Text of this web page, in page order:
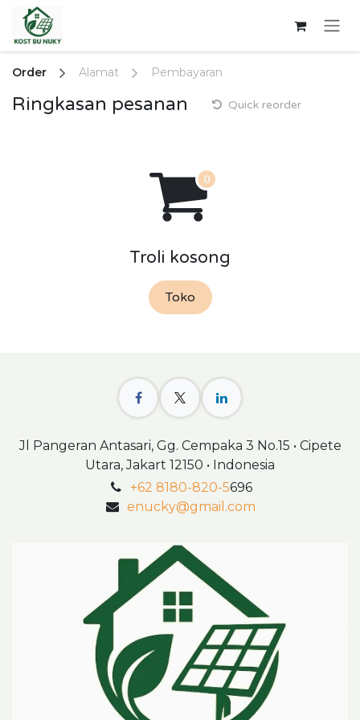
Skip ke Konten
Order Alamat Pembayaran
Ringkasan pesanan Quick reorder
Troli kosong
Toko
Jl Pangeran Antasari, Gg. Cempaka 3 No.15 • Cipete
Utara, Jakart 12150 • Indonesia
+62 8180-820-5696
enucky@gmail.com